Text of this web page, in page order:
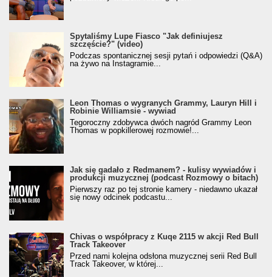
Spytaliśmy Lupe Fiasco "Jak definiujesz
szczęście?" (video)
Podczas spontanicznej sesji pytań i odpowiedzi (Q&A)
na żywo na Instagramie...
Leon Thomas o wygranych Grammy, Lauryn Hill i
Robinie Williamsie - wywiad
Tegoroczny zdobywca dwóch nagród Grammy Leon
Thomas w popkillerowej rozmowie!...
Jak się gadało z Redmanem? - kulisy wywiadów i
produkcji muzycznej (podcast Rozmowy o bitach)
Pierwszy raz po tej stronie kamery - niedawno ukazał
się nowy odcinek podcastu...
Chivas o współpracy z Kuqe 2115 w akcji Red Bull
Track Takeover
Przed nami kolejna odsłona muzycznej serii Red Bull
Track Takeover, w której...